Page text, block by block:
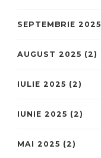
SEPTEMBRIE 2025
AUGUST 2025 (2)
IULIE 2025 (2)
IUNIE 2025 (2)
MAI 2025 (2)